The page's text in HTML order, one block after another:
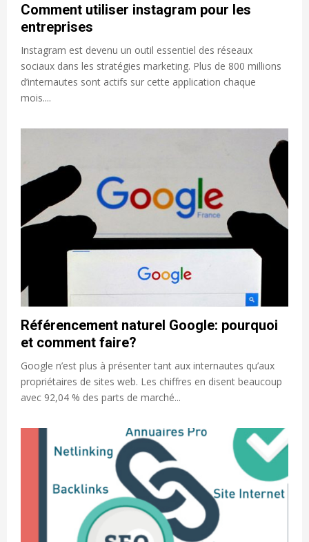
Comment utiliser instagram pour les
entreprises
Instagram est devenu un outil essentiel des réseaux
sociaux dans les stratégies marketing. Plus de 800 millions
d’internautes sont actifs sur cette application chaque
mois....
Référencement naturel Google: pourquoi
et comment faire?
Google n’est plus à présenter tant aux internautes qu’aux
propriétaires de sites web. Les chiffres en disent beaucoup
avec 92,04 % des parts de marché...